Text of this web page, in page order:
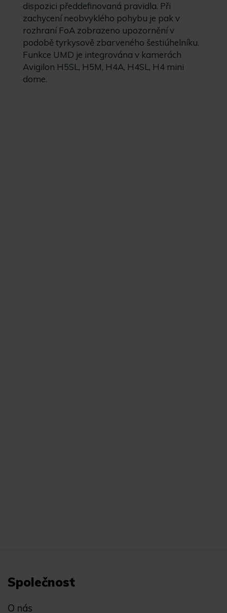
dispozici předdefinovaná pravidla. Při
zachycení neobvyklého pohybu je pak v
rozhraní FoA zobrazeno upozornění v
podobě tyrkysově zbarveného šestiúhelníku.
Funkce UMD je integrována v kamerách
Avigilon H5SL, H5M, H4A, H4SL, H4 mini
dome.
Společnost
O nás